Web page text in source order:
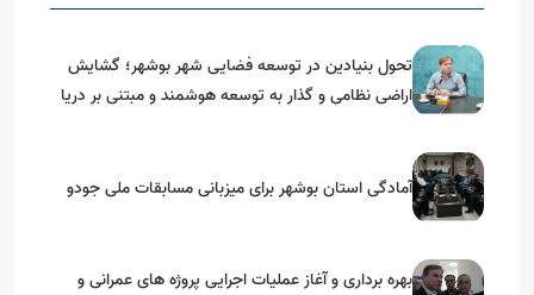
تحول بنیادین در توسعه فضایی شهر بوشهر؛ گشایش
اراضی نظامی و گذار به توسعه هوشمند و مبتنی بر دریا
آمادگی استان بوشهر برای میزبانی مسابقات ملی جودو
بهره برداری و آغاز عملیات اجرایی پروژه های عمرانی و